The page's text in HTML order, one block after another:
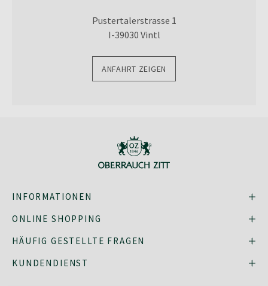
Pustertalerstrasse 1
I-39030 Vintl
ANFAHRT ZEIGEN
INFORMATIONEN
ONLINE SHOPPING
HÄUFIG GESTELLTE FRAGEN
KUNDENDIENST